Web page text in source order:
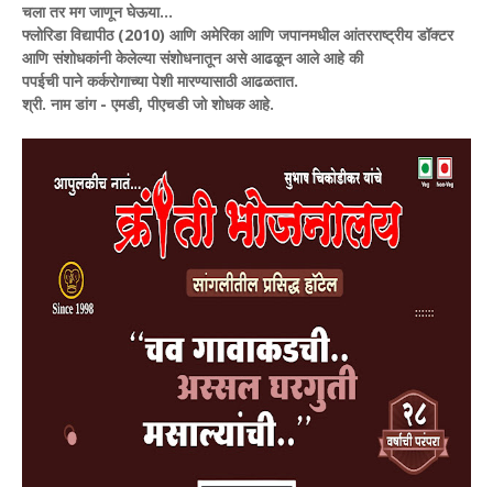
चला तर मग जाणून घेऊया...
फ्लोरिडा विद्यापीठ (2010) आणि अमेरिका आणि जपानमधील आंतरराष्ट्रीय डॉक्टर
आणि संशोधकांनी केलेल्या संशोधनातून असे आढळून आले आहे की
पपईची पाने कर्करोगाच्या पेशी मारण्यासाठी आढळतात.
श्री. नाम डांग - एमडी, पीएचडी जो शोधक आहे.